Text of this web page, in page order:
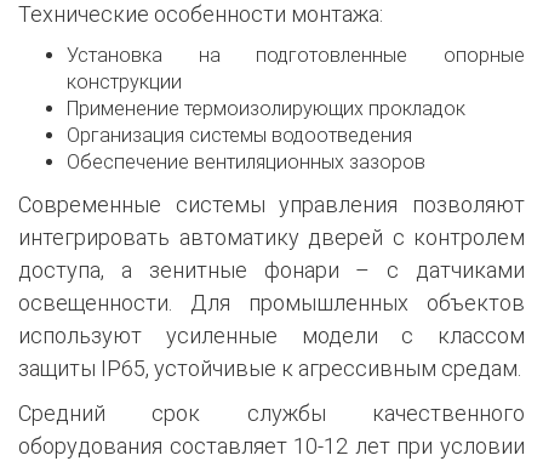
Технические особенности монтажа:
Установка на подготовленные опорные
конструкции
Применение термоизолирующих прокладок
Организация системы водоотведения
Обеспечение вентиляционных зазоров
Современные системы управления позволяют
интегрировать автоматику дверей с контролем
доступа, а зенитные фонари – с датчиками
освещенности. Для промышленных объектов
используют усиленные модели с классом
защиты IP65, устойчивые к агрессивным средам.
Средний срок службы качественного
оборудования составляет 10-12 лет при условии